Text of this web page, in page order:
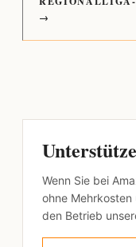
→
Wenn Sie bei
ohne
den Betrieb